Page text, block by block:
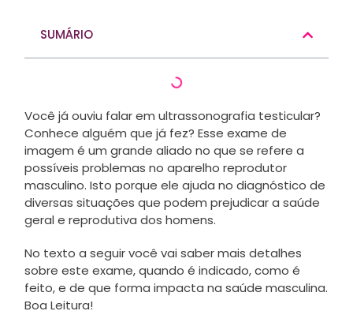
SUMÁRIO
Você já ouviu falar em ultrassonografia testicular?
Conhece alguém que já fez? Esse exame de
imagem é um grande aliado no que se refere a
possíveis problemas no aparelho reprodutor
masculino. Isto porque ele ajuda no diagnóstico de
diversas situações que podem prejudicar a saúde
geral e reprodutiva dos homens.
No texto a seguir você vai saber mais detalhes
sobre este exame, quando é indicado, como é
feito, e de que forma impacta na saúde masculina.
Boa Leitura!